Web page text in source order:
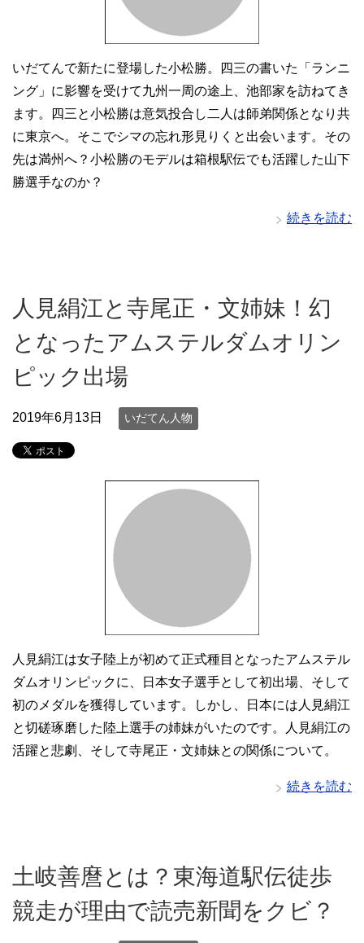
いだてんで新たに登場した小松勝。四三の書いた「ランニ
ング」に影響を受けて九州一周の途上、池部家を訪ねてき
ます。四三と小松勝は意気投合し二人は師弟関係となり共
に東京へ。そこでシマの忘れ形見りくと出会います。その
先は満州へ？小松勝のモデルは箱根駅伝でも活躍した山下
勝選手なのか？
続きを読む
人見絹江と寺尾正・文姉妹！幻
となったアムステルダムオリン
ピック出場
2019年6月13日 いだてん人物
人見絹江は女子陸上が初めて正式種目となったアムステル
ダムオリンピックに、日本女子選手として初出場、そして
初のメダルを獲得しています。しかし、日本には人見絹江
と切磋琢磨した陸上選手の姉妹がいたのです。人見絹江の
活躍と悲劇、そして寺尾正・文姉妹との関係について。
続きを読む
土岐善麿とは？東海道駅伝徒歩
競走が理由で読売新聞をクビ？